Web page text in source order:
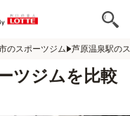
のスポーツジム 芦原温泉駅の
ツジムを比較